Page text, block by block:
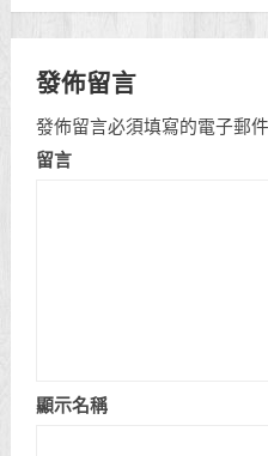
發佈留言
發佈留言必須填寫的電子郵
留言
顯示名稱